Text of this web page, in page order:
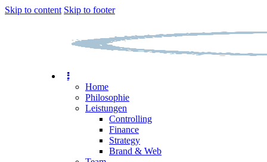
Skip to content Skip to footer
Home
Philosophie
Leistungen
Controlling
Finance
Strategy
Brand & Web